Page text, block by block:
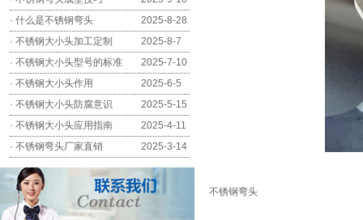
· 什么是不锈钢弯头
2025-8-28
· 不锈钢大小头加工定制
2025-8-7
· 不锈钢大小头型号的标准
2025-7-10
· 不锈钢大小头作用
2025-6-5
· 不锈钢大小头防腐意识
2025-5-15
· 不锈钢大小头应用指南
2025-4-11
· 不锈钢弯头厂家直销 2025-3-14
不锈钢弯头